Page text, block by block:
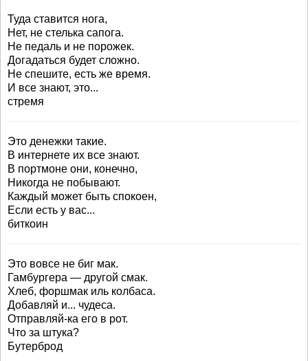
Туда ставится нога,
Нет, не стелька сапога.
Не педаль и не порожек.
Догадаться будет сложно.
Не спешите, есть же время.
И все знают, это...
стремя
Это денежки такие.
В интернете их все знают.
В портмоне они, конечно,
Никогда не побывают.
Каждый может быть спокоен,
Если есть у вас...
биткоин
Это вовсе не биг мак.
Гамбургера — другой смак.
Хлеб, форшмак иль колбаса.
Добавляй и... чудеса.
Отправляй-ка его в рот.
Что за штука?
Бутерброд